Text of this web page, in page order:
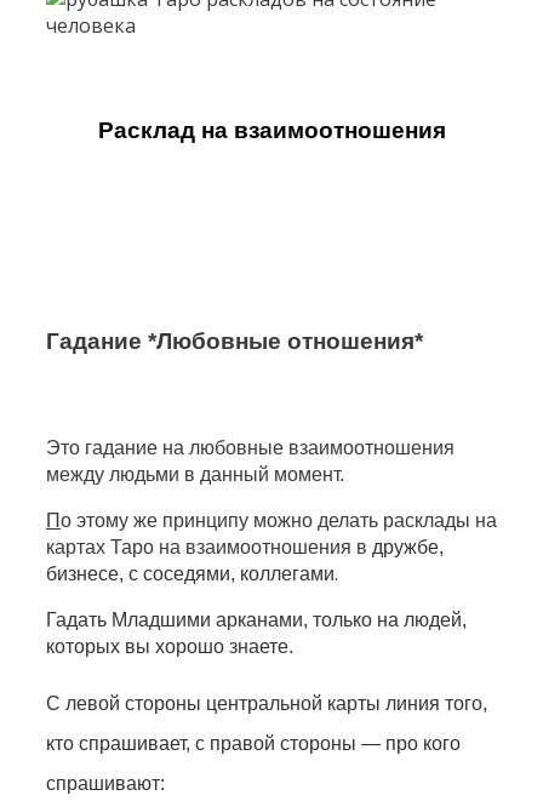
Расклад на взаимоотношения
Гадание *Любовные отношения*
Это гадание на любовные взаимоотношения
между людьми в данный момент.
По этому же принципу можно делать расклады на
картах Таро на взаимоотношения в дружбе,
бизнесе, с соседями, коллегами.
Гадать Младшими арканами, только на людей,
которых вы хорошо знаете.
С левой стороны центральной карты линия того,
кто спрашивает, с правой стороны — про кого
спрашивают: